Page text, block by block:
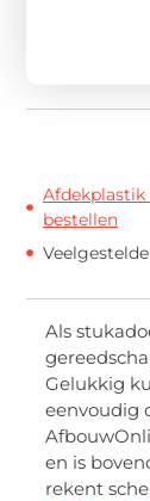
bestellen
Als
Gelukkig
eenvoudig
en is
rekent